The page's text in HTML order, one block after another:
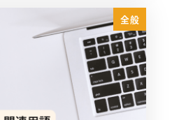
全般